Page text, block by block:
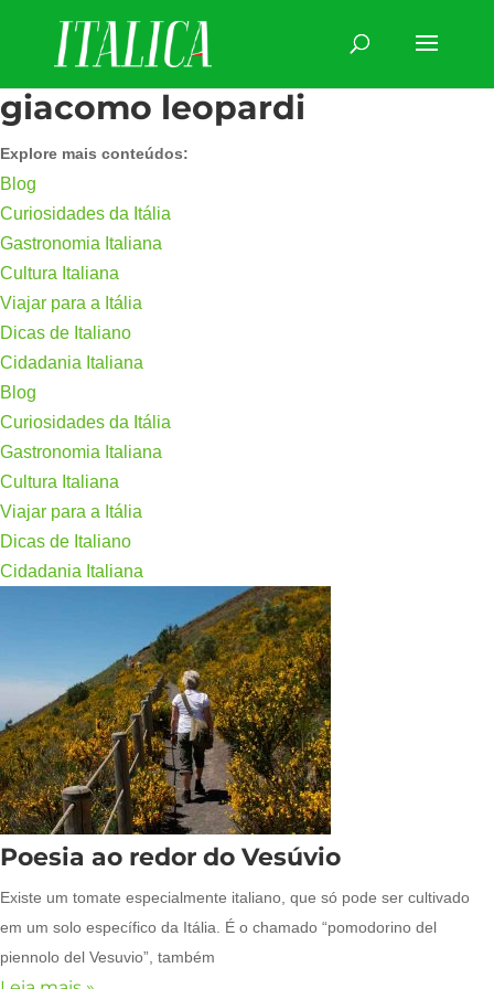
giacomo leopardi
Explore mais conteúdos:
Blog
Curiosidades da Itália
Gastronomia Italiana
Cultura Italiana
Viajar para a Itália
Dicas de Italiano
Cidadania Italiana
Blog
Curiosidades da Itália
Gastronomia Italiana
Cultura Italiana
Viajar para a Itália
Dicas de Italiano
Cidadania Italiana
Poesia ao redor do Vesúvio
Existe um tomate especialmente italiano, que só pode ser cultivado
em um solo específico da Itália. É o chamado “pomodorino del
piennolo del Vesuvio”, também